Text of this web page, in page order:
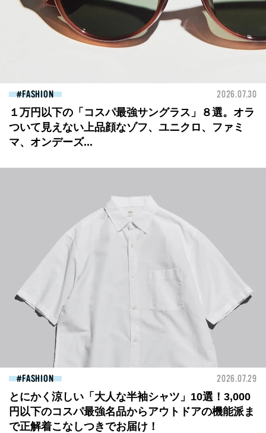
FASHION 2026.07.30
１万円以下の「コスパ最強サングラス」８選。オラ
ついて見えない上品顔なゾフ、ユニクロ、ファミ
マ、オンデーズ...
FASHION 2026.07.29
とにかく涼しい「大人な半袖シャツ」10選！3,000
円以下のコスパ最強名品からアウトドアの機能派ま
で正解着こなしつきでお届け！